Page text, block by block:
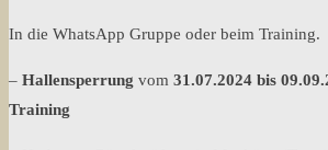
In die WhatsApp Gruppe oder beim Training.
– Hallensperrung vom 31.07.2024 bis
Training